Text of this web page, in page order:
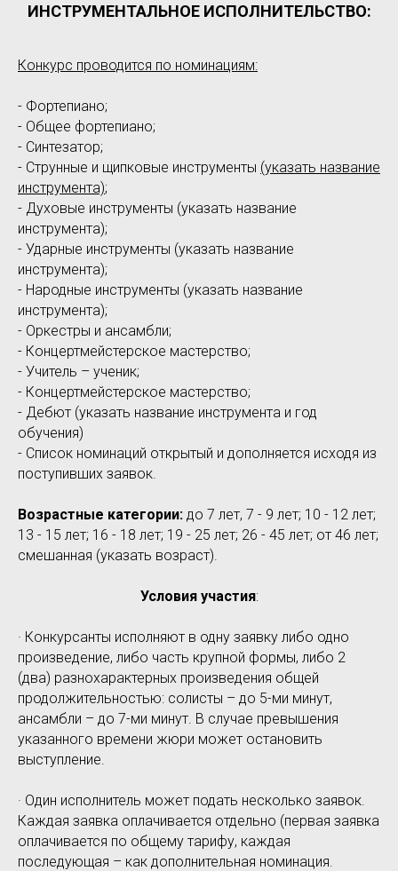
ИНСТРУМЕНТАЛЬНОЕ ИСПОЛНИТЕЛЬСТВО:
Конкурс проводится по номинациям:
- Фортепиано;
- Общее фортепиано;
- Синтезатор;
- Струнные и щипковые инструменты (указать название
инструмента);
- Духовые инструменты (указать название
инструмента);
- Ударные инструменты (указать название
инструмента);
- Народные инструменты (указать название
инструмента);
- Оркестры и ансамбли;
- Концертмейстерское мастерство;
- Учитель – ученик;
- Концертмейстерское мастерство;
- Дебют (указать название инструмента и год
обучения)
- Список номинаций открытый и дополняется исходя из
поступивших заявок.
Возрастные категории: до 7 лет, 7 - 9 лет; 10 - 12 лет;
13 - 15 лет; 16 - 18 лет; 19 - 25 лет; 26 - 45 лет; от 46 лет;
смешанная (указать возраст).
Условия участия:
· Конкурсанты исполняют в одну заявку либо одно
произведение, либо часть крупной формы, либо 2
(два) разнохарактерных произведения общей
продолжительностью: солисты – до 5-ми минут,
ансамбли – до 7-ми минут. В случае превышения
указанного времени жюри может остановить
выступление.
· Один исполнитель может подать несколько заявок.
Каждая заявка оплачивается отдельно (первая заявка
оплачивается по общему тарифу, каждая
последующая – как дополнительная номинация.